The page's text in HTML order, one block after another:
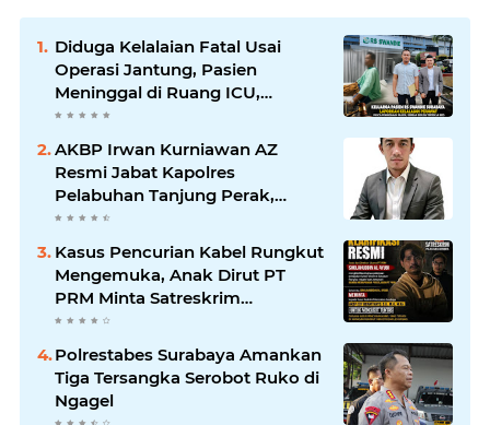
Diduga Kelalaian Fatal Usai
Operasi Jantung, Pasien
Meninggal di Ruang ICU,
Keluarga Tuntut RSUD dr.
Jawab
AKBP Irwan Kurniawan AZ
Resmi Jabat Kapolres
Pelabuhan Tanjung Perak,
Pimpinan Redaksi
Sampaikan Ucapan Selamat
Kasus Pencurian Kabel Rungkut
Mengemuka, Anak Dirut PT
PRM Minta Satreskrim
Polrestabes Surabaya Usut
Polrestabes Surabaya Amankan
Tiga Tersangka Serobot Ruko di
Ngagel